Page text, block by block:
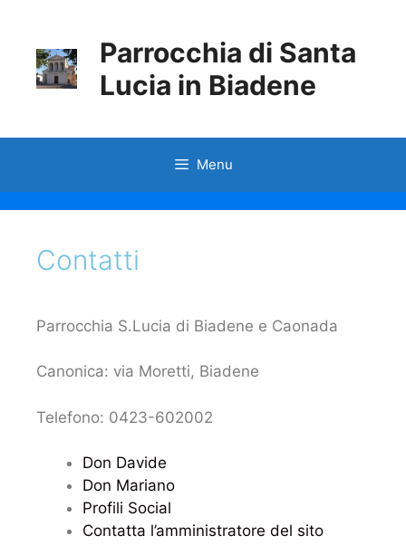
Parrocchia di Santa
Lucia in Biadene
Menu
Contatti
Parrocchia S.Lucia di Biadene e Caonada
Canonica: via Moretti, Biadene
Telefono: 0423-602002
Don Davide
Don Mariano
Profili Social
Contatta l’amministratore del sito